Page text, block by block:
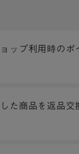
ップ利用時のポ
た商品を返品交